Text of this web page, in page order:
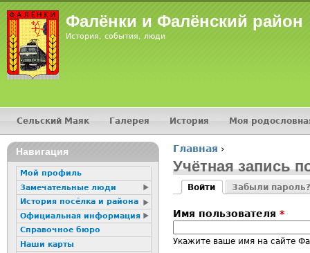
Фалёнки и Фалёнский район
История, события, люди
Вы здесь
Главная ›
Учётная запись
Главные
Войти
Забыли пароль?
Имя пользователя *
Укажите ваше имя на сайте
Главное меню
Сельский Маяк Галерея История Моя
16+
Навигация
Мой профиль
Замечательные люди
История посёлка и района
Официальная информация
Справочное бюро
Наши карты